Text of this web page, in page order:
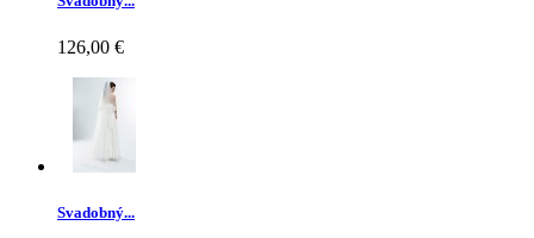
126,00 €
Svadobný...